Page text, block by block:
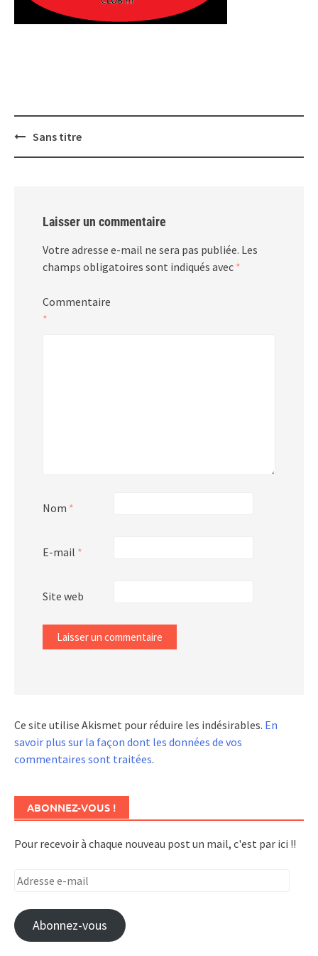
PostSans titre
Laisser un commentaire
Votre adresse e-mail ne sera pas publiée. Les
champs obligatoires sont indiqués avec *
Commentaire
*
Nom *
E-mail *
Site web
Ce site utilise Akismet pour réduire les indésirables. En
savoir plus sur la façon dont les données de vos
commentaires sont traitées.
ABONNEZ-VOUS !
Pour recevoir à chaque nouveau post un mail, c'est par ici !!
Adresse
mail
Abonnez-vous